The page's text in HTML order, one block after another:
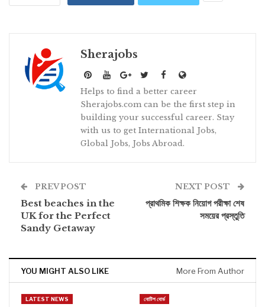
Sherajobs
Helps to find a better career
Sherajobs.com can be the first step in
building your successful career. Stay
with us to get International Jobs,
Global Jobs, Jobs Abroad.
PREV POST
Best beaches in the
UK for the Perfect
Sandy Getaway
NEXT POST
প্রাথমিক শিক্ষক নিয়োগ পরীক্ষা শেষ
সময়ের প্রস্তুতি
YOU MIGHT ALSO LIKE More From Author
LATEST NEWS নোটিশ বোর্ড